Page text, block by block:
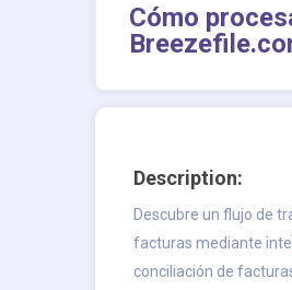
Cómo
Description:
Descubre un flujo de
facturas mediante
conciliación de